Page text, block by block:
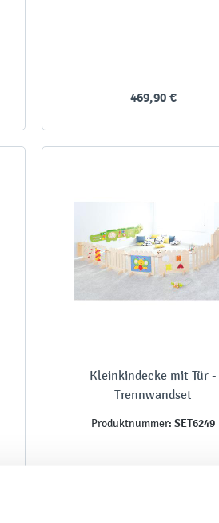
469,90 €
Kleinkindecke mit Tür -
Trennwandset
Produktnummer: SET6249